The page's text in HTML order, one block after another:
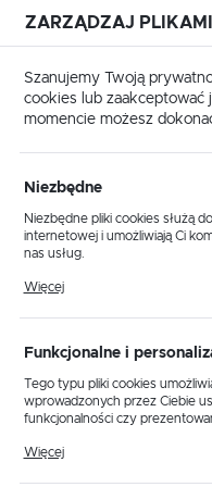
Produkty
Lampa
ROBIN
ZARZĄDZAJ
Szanujemy Twoją
cookies lub
momencie możesz
Niezbędne
Niezbędne pliki cookies służą
internetowej i umożliwiają Ci
nas usług.
m.in. dostosowania Twoich
Więcej
Funkcjonalne i
Tego typu pliki cookies
wprowadzonych przez Ciebie
funkcjonalności czy
korzystania z funkcjonalności
Więcej
USTAWIENIA
Lokalizacja
Polska
Waluta